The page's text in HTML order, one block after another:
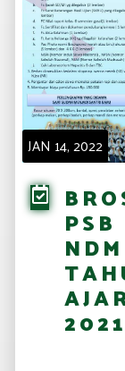
JAN 14, 2022
PSB
NDM
2021